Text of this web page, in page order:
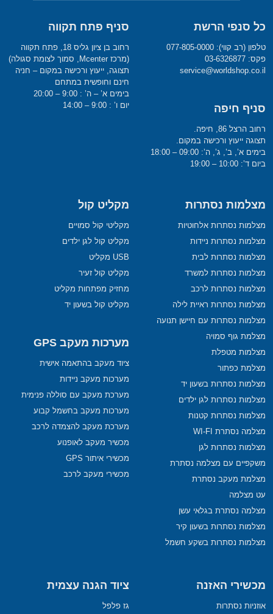
כל סנפי הרשת
טלפון (רב קווי): 077-805-0000
פקס: 03-6326877
service@worldshop.co.il
סניף חיפה
רחוב הרצל 86, חיפה.
תצוגה ייעוץ ורכישה במקום.
בימים א’, ב’, ג’, ה’: 09:00 – 18:00
ביום ד’: 10:00 – 19:00
סניף פתח תקווה
רחוב בן ציון גליס 18, פתח תקווה
(מרכז Mcenter, סמוך לצומת סגולה)
תצוגה, ייעוץ ורכישה במקום – חניה
חינם וחופשית במתחם
בימים א’ – ה’ : 9:00 – 20:00
יום ו’ : 9:00 – 14:00
מצלמות נסתרות
מצלמות נסתרות אלחוטיות
מצלמות נסתרות ניידות
מצלמות נסתרות לבית
מצלמות נסתרות למשרד
מצלמות נסתרות לרכב
מצלמות נסתרות ראיית לילה
מצלמות נסתרות עם חיישן תנועה
מצלמת גוף סמויה
מצלמות מטפלת
מצלמת כפתור
מצלמות נסתרות בשעון יד
מצלמות נסתרות לגן ילדים
מצלמות נסתרות קטנות
מצלמה נסתרת WI-FI
מצלמות נסתרות לגן
משקפיים עם מצלמה נסתרת
מצלמת מעקב נסתרת
עט מצלמה
מצלמה נסתרת בגלאי עשן
מצלמות נסתרות בשעון קיר
מצלמות נסתרות בשקע חשמל
מקליט קול
מקליטי קול סמויים
מקליט קול לגן ילדים
USB מקליט
מקליט קול זעיר
מחזיק מפתחות מקליט
מקליט קול בשעון יד
מערכות מעקב GPS
ציוד מעקב בהתאמה אישית
מערכות מעקב ניידות
מערכת מעקב עם סוללה פנימית
מערכות מעקב בחשמל קבוע
מערכת מעקב להצמדה לרכב
מכשיר מעקב לאופנוע
מכשירי איתור GPS
מכשירי מעקב לרכב
מכשירי האזנה
אוזניות נסתרות
ציוד הגנה עצמית
גז פלפל